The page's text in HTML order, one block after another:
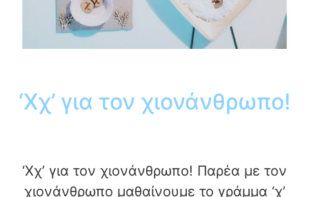
‘Χχ’ για τον χιονάνθρωπο!
‘Χχ’ για τον χιονάνθρωπο! Παρέα με τον
χιονάνθρωπο μαθαίνουμε το γράμμα ‘χ’